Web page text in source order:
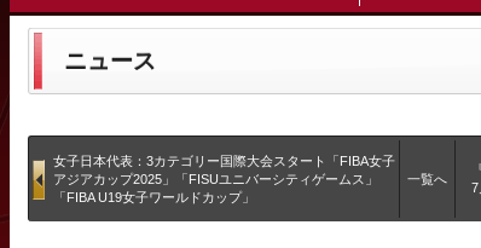
ニュース
女子日本代表：3カテゴリー国際大会スタート「FIBA女子
アジアカップ2025」「FISUユニバーシティゲームス」
「FIBA U19女子ワールドカップ」
一覧へ
7